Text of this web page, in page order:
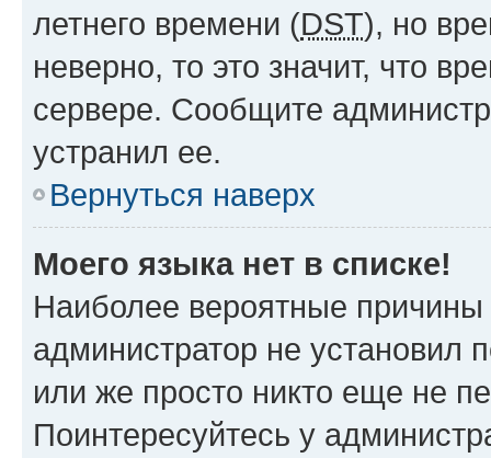
летнего времени (DST), но
неверно, то это значит, что
сервере. Сообщите
устранил ее.
Вернуться наверх
Моего языка нет в списке!
Наиболее вероятные причины
администратор не установил
или же просто никто еще не
Поинтересуйтесь у